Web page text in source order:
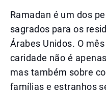
Ramadan é um dos
sagrados para os
Árabes Unidos. O
caridade não é
mas também sobre
famílias e estranhos